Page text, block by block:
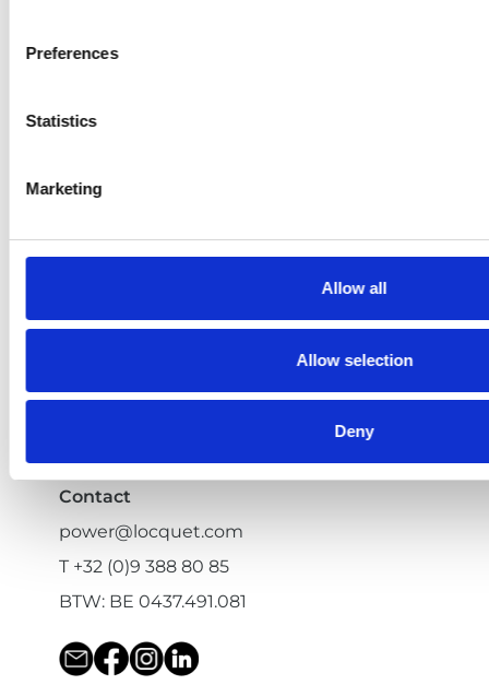
Preferences
Statistics
Marketing
Allow all
Allow selection
Deny
Karreweg 139A
Alleur
4432 Alleur
Contact
power@locquet.com
T +32 (0)9 388 80 85
BTW: BE 0437.491.081